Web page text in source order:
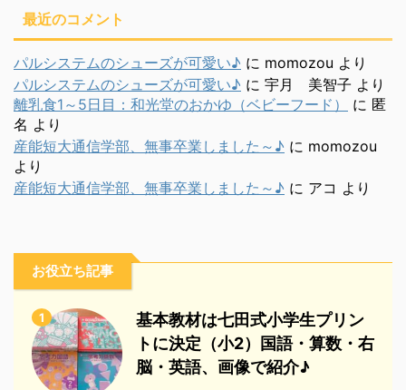
最近のコメント
パルシステムのシューズが可愛い♪ に momozou より
パルシステムのシューズが可愛い♪ に 宇月 美智子 より
離乳食1～5日目：和光堂のおかゆ（ベビーフード）
に 匿
名 より
産能短大通信学部、無事卒業しました～♪ に momozou
より
産能短大通信学部、無事卒業しました～♪ に アコ より
お役立ち記事
1
基本教材は七田式小学生プリン
トに決定（小2）国語・算数・右
脳・英語、画像で紹介♪